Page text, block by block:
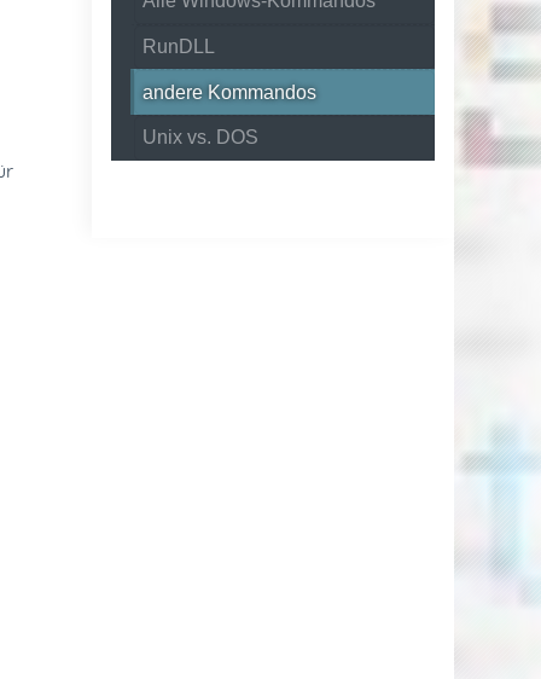
RunDLL
andere Kommandos
Unix vs. DOS